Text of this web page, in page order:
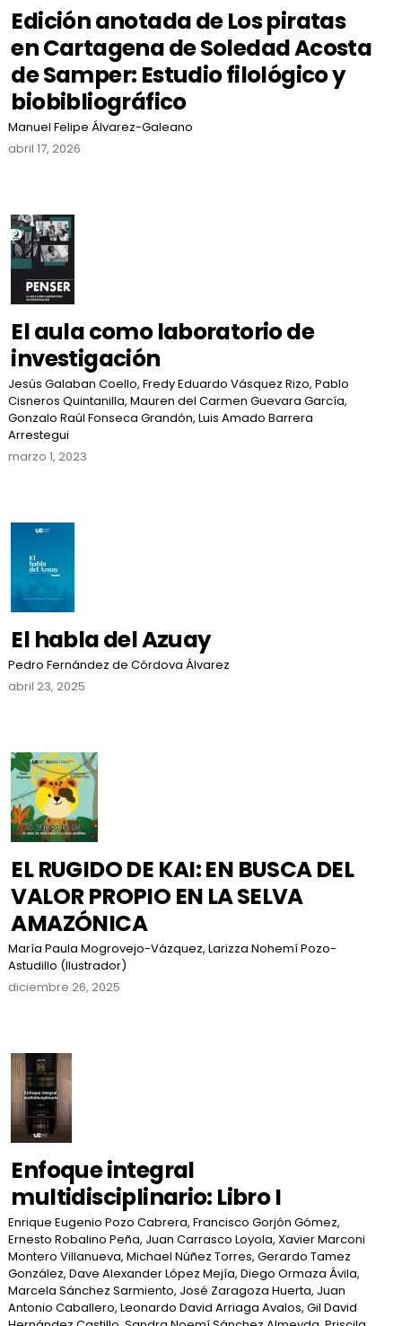
Edición anotada de Los piratas
en Cartagena de Soledad Acosta
de Samper: Estudio filológico y
biobibliográfico
Manuel Felipe Álvarez-Galeano
abril 17, 2026
El aula como laboratorio de
investigación
Jesús Galaban Coello, Fredy Eduardo Vásquez Rizo, Pablo
Cisneros Quintanilla, Mauren del Carmen Guevara García,
Gonzalo Raúl Fonseca Grandón, Luis Amado Barrera
Arrestegui
marzo 1, 2023
El habla del Azuay
Pedro Fernández de Córdova Álvarez
abril 23, 2025
EL RUGIDO DE KAI: EN BUSCA DEL
VALOR PROPIO EN LA SELVA
AMAZÓNICA
María Paula Mogrovejo-Vázquez, Larizza Nohemí Pozo-
Astudillo (Ilustrador)
diciembre 26, 2025
Enfoque integral
multidisciplinario: Libro I
Enrique Eugenio Pozo Cabrera, Francisco Gorjón Gómez,
Ernesto Robalino Peña, Juan Carrasco Loyola, Xavier Marconi
Montero Villanueva, Michael Núñez Torres, Gerardo Tamez
González, Dave Alexander López Mejía, Diego Ormaza Ávila,
Marcela Sánchez Sarmiento, José Zaragoza Huerta, Juan
Antonio Caballero, Leonardo David Arriaga Avalos, Gil David